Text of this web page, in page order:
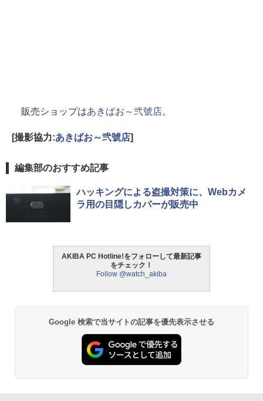
販売ショップはあきばお～弐號店。
[撮影協力:あきばお～弐號店]
編集部のおすすめ記事
ハッキングによる盗撮対策に、Webカメ
ラ用の目隠しカバーが販売中
AKIBA PC Hotline!をフォローして最新記事
をチェック！
Follow @watch_akiba
Google 検索で当サイトの記事を優先表示させる